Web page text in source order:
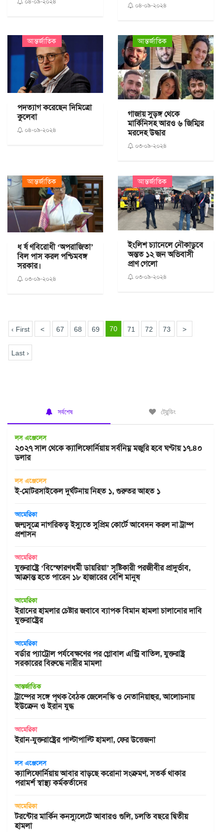
০৪-০৯-২০২৪
আন্তর্জাতিক
পদত্যাগ করেছেন দিমিত্রো
কুলেবা
০৪-০৯-২০২৪
আন্তর্জাতিক
গাজায় সুড়ঙ্গ থেকে
মার্কিনিসহ আরও ৬ জিম্মির
মরদেহ উদ্ধার
০৩-০৯-২০২৪
আন্তর্জাতিক
ধ র্ষ ণবিরোধী ‘অপরাজিতা’
বিল পাস করল পশ্চিমবঙ্গ
সরকার।
০৩-০৯-২০২৪
আন্তর্জাতিক
ইংলিশ চ্যানেলে নৌকাডুবে
অন্তত ১২ জন অভিবাসী
প্রাণ গেলো
০৩-০৯-২০২৪
‹ First < 67 68 69 70 71 72 73 >
Last ›
সর্বশেষ ট্রেন্ডিং
লস এঞ্জেলেস
২০২৭ সাল থেকে ক্যালিফোর্নিয়ায় সর্বনিম্ন মজুরি হবে ঘণ্টায় ১৭.৪০
ডলার
লস এঞ্জেলেস
ই-মোটরসাইকেল দুর্ঘটনায় নিহত ১, গুরুতর আহত ১
আমেরিকা
জন্মসূত্রে নাগরিকত্ব ইস্যুতে সুপ্রিম কোর্টে আবেদন করল না ট্রাম্প
প্রশাসন
আমেরিকা
যুক্তরাষ্ট্রে ‘বিস্ফোরণধর্মী ডায়রিয়া’ সৃষ্টিকারী পরজীবীর প্রাদুর্ভাব,
আক্রান্ত হতে পারেন ১৮ হাজারের বেশি মানুষ
আমেরিকা
ইরানের হামলার চেষ্টার জবাবে ব্যাপক বিমান হামলা চালানোর দাবি
যুক্তরাষ্ট্রের
আমেরিকা
বর্ডার প্যাট্রোল পর্যবেক্ষণের পর গ্লোবাল এন্ট্রি বাতিল, যুক্তরাষ্ট্র
সরকারের বিরুদ্ধে নারীর মামলা
আন্তর্জাতিক
ট্রাম্পের সঙ্গে পৃথক বৈঠক জেলেনস্কি ও নেতানিয়াহুর, আলোচনায়
ইউক্রেন ও ইরান যুদ্ধ
আমেরিকা
ইরান-যুক্তরাষ্ট্রের পাল্টাপাল্টি হামলা, ফের উত্তেজনা
লস এঞ্জেলেস
ক্যালিফোর্নিয়ায় আবার বাড়ছে করোনা সংক্রমণ, সতর্ক থাকার
পরামর্শ স্বাস্থ্য কর্মকর্তাদের
আমেরিকা
টরন্টোর মার্কিন কনস্যুলেটে আবারও গুলি, চলতি বছরে দ্বিতীয়
হামলা